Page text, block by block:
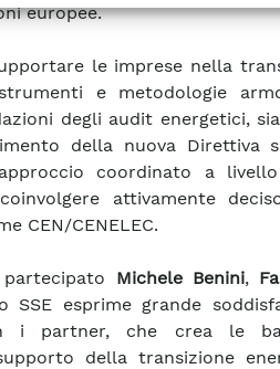
europee.
le imprese nella
e metodologie
degli audit energetici,
della nuova Direttiva
coordinato a
attivamente
CEN/CENELEC.
Michele Benini,
SSE esprime grande
i partner, che crea le
della transizione